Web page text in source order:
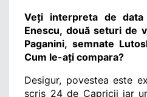
Veți interpreta de data
Enescu, două seturi de
Paganini, semnate
Cum le-ați compara?
Desigur, povestea este
scris 24 de Capricii iar